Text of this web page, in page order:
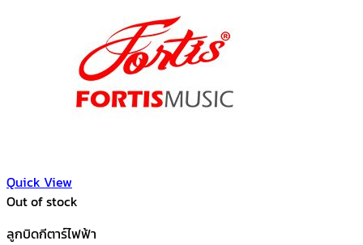
Quick View
Out of stock
ลูกบิดกีตาร์ไฟฟ้า